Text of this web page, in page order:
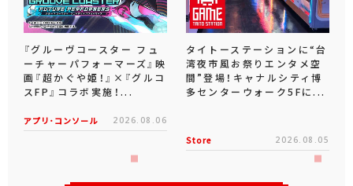
『グルーヴコースター フュ
ーチャーパフォーマーズ』映
画『超かぐや姫！』×『グルコ
スFP』コラボ実施！...
アプリ･コンソール 2026.08.06
タイトーステーションに“台
湾夜市風お祭りエンタメ空
間”登場！キャナルシティ博
多センターウォーク5Fに...
Store 2026.08.05